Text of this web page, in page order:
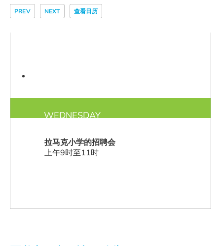
PREV NEXT 查看日历
WEDNESDAY
拉马克小学的招聘会
上午9时至11时